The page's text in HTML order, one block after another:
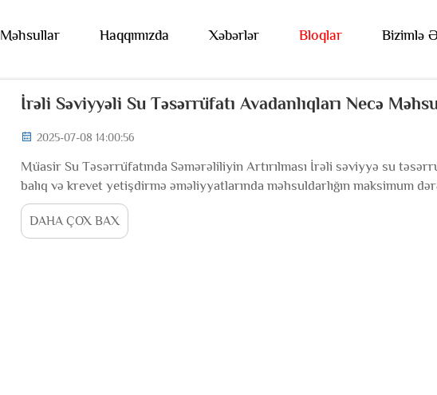
Məhsullar Haqqımızda Xəbərlər Bloqlar Bizimlə
İrəli Səviyyəli Su Təsərrüfatı Avadanlıqları Necə
2025-07-08 14:00:56
Müasir Su Təsərrüfatında Səmərəliliyin Artırılması İrəli səviyyə su
balıq və krevet yetişdirmə əməliyyatlarında məhsuldarlığın maksimum
təşkil edir. Dəqiq maşınların və innovativ sistemlərin inteqrasiyası daha
DAHA ÇOX BAX